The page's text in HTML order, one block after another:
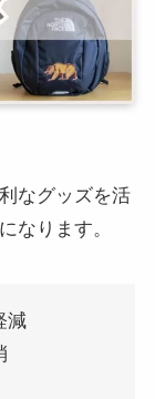
なグッズを活
なります。
減